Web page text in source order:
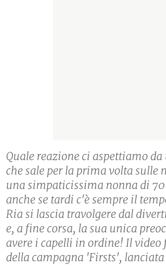
Quale reazione ci aspettiamo
che sale per la prima volta sulle
una simpaticissima nonna di
anche se tardi c'è sempre il
Ria si lascia travolgere dal
e, a fine corsa, la sua unica
avere i capelli in ordine! Il
della campagna 'Firsts', lanciata